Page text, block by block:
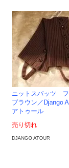
ニットスパッツ
ブラウン／Django
アトゥール
売り切れ
DJANGO ATOUR